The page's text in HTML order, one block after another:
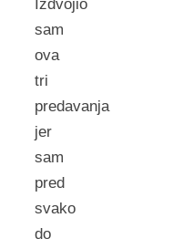
Izdvojio
sam
ova
tri
predavanja
jer
sam
pred
svako
do